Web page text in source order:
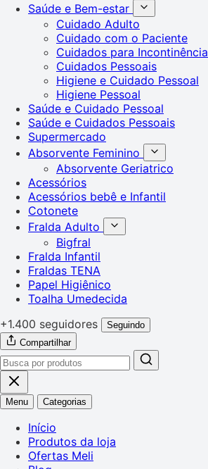
Saúde e Bem-estar
Cuidado Adulto
Cuidado com o Paciente
Cuidados para Incontinência
Cuidados Pessoais
Higiene e Cuidado Pessoal
Higiene Pessoal
Saúde e Cuidado Pessoal
Saúde e Cuidados Pessoais
Supermercado
Absorvente Feminino
Absorvente Geriatrico
Acessórios
Acessórios bebê e Infantil
Cotonete
Fralda Adulto
Bigfral
Fralda Infantil
Fraldas TENA
Papel Higiênico
Toalha Umedecida
+1.400 seguidores
Seguindo
Compartilhar
Menu Categorias
Início
Produtos da loja
Ofertas Meli